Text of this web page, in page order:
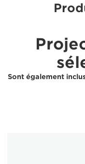
Sont également